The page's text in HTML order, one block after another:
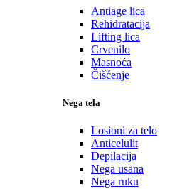
Antiage lica
Rehidratacija
Lifting lica
Crvenilo
Masnoća
Čišćenje
Nega tela
Losioni za telo
Anticelulit
Depilacija
Nega usana
Nega ruku